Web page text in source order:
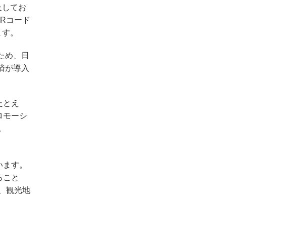
てお
コード
。
め、日
が導入
え
モーシ
す。
こと
観光地